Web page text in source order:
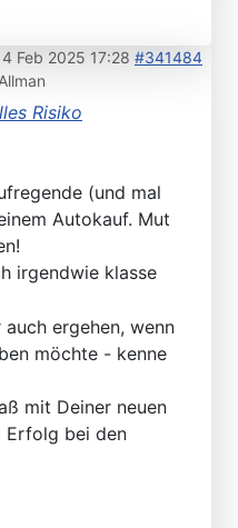
Feb 2025 17:28 #341484
Allman
Risiko
(und mal
Autokauf. Mut
irgendwie klasse
ergehen, wenn
möchte - kenne
mit Deiner neuen
Erfolg bei den